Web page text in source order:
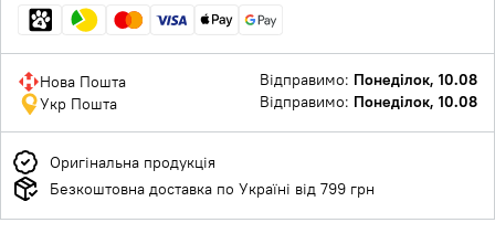
Нова Пошта Відправимо: Понеділок, 10.08
Укр Пошта
Відправимо: Понеділок, 10.08
Оригінальна продукція
Безкоштовна доставка по Україні від 799 грн